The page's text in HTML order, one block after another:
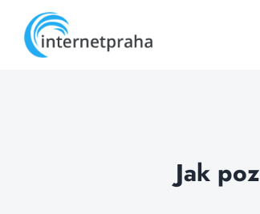
content
Jak